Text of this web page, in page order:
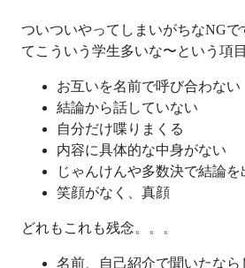
ついついやってしまいがちなNG
てこういう学生多いな〜という項
お互いを名前で呼び合わない
結論から話していない
自分だけ喋りまくる
内容に具体的な中身がない
じゃんけんや多数決で結論を
笑顔がなく、真顔
どれもこれも残念。。。
名前、自己紹介で聞いたなら